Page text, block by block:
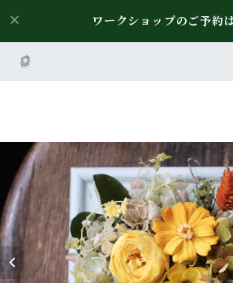
ワークショップのご予約